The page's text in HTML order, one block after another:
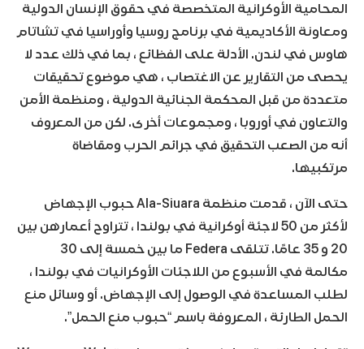
المحامية الأوكرانية المتخصصة في حقوق الإنسان الدولية
ومعاونة الأكاديمية في برنامج روسيا وأوراسيا في تشاتام
هاوس في لندن. الأدلة على الفظائع ، بما في ذلك عدد لا
يحصى من التقارير عن الاغتصاب ، هي موضوع تحقيقات
متعددة من قبل المحكمة الجنائية الدولية ، ومنظمة الأمن
والتعاون في أوروبا ، ومجموعات أخرى. لكن من المعروف
أنه من الصعب التحقيق في جرائم الحرب ومقاضاة
مرتكبيها.
حتى الآن ، قدمت منظمة Ala-Siuara حبوب الإجهاض
لأكثر من 50 لاجئة أوكرانية في بولندا ، تتراوح أعمارهن بين
20 و 35 عامًا. تتلقى Federa ما بين خمسة إلى 30
مكالمة في الأسبوع من اللاجئات الأوكرانيات في بولندا ،
لطلب المساعدة في الوصول إلى الإجهاض. أو وسائل منع
الحمل الطارئة ، المعروفة باسم “حبوب منع الحمل”.